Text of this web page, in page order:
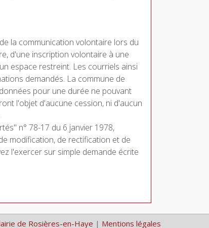
la communication volontaire lors du
d'une inscription volontaire à une
espace restreint. Les courriels ainsi
demandés. La commune de
pour une durée ne pouvant
l'objet d'aucune cession, ni d'aucun
n° 78-17 du 6 janvier 1978,
modification, de rectification et de
l'exercer sur simple demande écrite
de Rosières-en-Haye | Mentions légales